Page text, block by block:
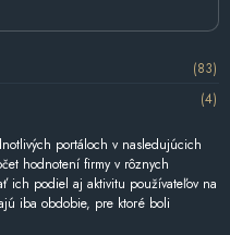
(83)
(4)
portáloch v nasledujúcich
hodnotení firmy v rôznych
ich podiel aj aktivitu používateľov na
iba obdobie, pre ktoré boli